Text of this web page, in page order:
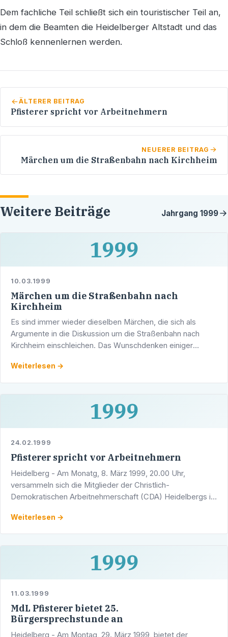
Dem fachliche Teil schließt sich ein touristischer Teil an,
in dem die Beamten die Heidelberger Altstadt und das
Schloß kennenlernen werden.
ÄLTERER BEITRAG
Pfisterer spricht vor Arbeitnehmern
NEUERER BEITRAG
Märchen um die Straßenbahn nach Kirchheim
Weitere Beiträge Jahrgang 1999
1999
10.03.1999
Märchen um die Straßenbahn nach
Kirchheim
Es sind immer wieder dieselben Märchen, die sich als
Argumente in die Diskussion um die Straßenbahn nach
Kirchheim einschleichen. Das Wunschdenken einiger
…
Weiterlesen →
1999
24.02.1999
Pfisterer spricht vor Arbeitnehmern
Heidelberg - Am Monatg, 8. März 1999, 20.00 Uhr,
versammeln sich die Mitglieder der Christlich-
Demokratischen Arbeitnehmerschaft (CDA) Heidelbergs in
ordentlichen …
Weiterlesen →
1999
11.03.1999
MdL Pfisterer bietet 25.
Bürgersprechstunde an
Heidelberg - Am Montag, 29. März 1999, bietet der